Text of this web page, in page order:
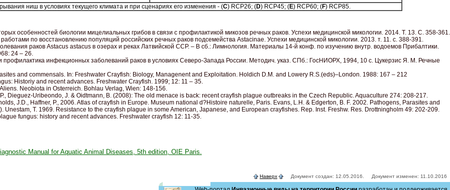
ниш в условиях текущего климата и при сценариях его изменения - (C) RCP26; (D) RCP45; (E) RCP60; (F) RCP85.
особенностей биологии мицелиальных грибов в связи с профилактикой микозов речных раков. Успехи медицинской микологии. 2014. Т. 13. С. 358-361.
по восстановлению популяций российских речных раков подсемейства Astacinae. Успехи медицинской микологии. 2013. т. 11. с. 388-391.
раков Astacus astacus в озерах и реках Латвийской ССР. – В сб.: Лимнология. Материалы 14-й конф. по изучению внутр. водоемов Прибалтики.
24 – 26.
профилактика инфекционных заболеваний раков в условиях Северо-Запада России. Методич. указ. СПб.: ГосНИОРХ, 1994, 10 с. Цукерзис Я. М. Речные
and commensals. In: Freshwater Crayfish: Biology, Managenent and Exploitation. Holdich D.M. and Lowery R.S.(eds)–London. 1988: 167 – 212
Historiy and reсent advances. Freshwater Crayfish. 1999; 12: 11 – 35.
Neobiota in Osterreich. Bohlau Verlag, Wien: 148-156.
Dieguez-Uribeondo, J. & Oidtmann, B. (2008): The old menace is back: recent crayfish plague outbreaks in the Czech Republic. Aquaculture 274: 208-217.
J.D., Haffner, P., 2006. Atlas of crayfish in Europe. Museum national d?Histoire naturelle, Paris. Evans, L.H. & Edgerton, B. F. 2002. Pathogens, Parasites and
Unestam, T. 1969. Resistance to the crayfish plague in some American, Japanese, and European crayfishes. Rep. Inst. Freshw. Res. Drottningholm 49: 202-209.
fungus: history and recent advances. Freshwater crayfish 12: 11-35.
Manual for Aquatic Animal Diseases, 5th edition, OIE Paris.
Наверх Документ создан: 12.05.2016. Документ изменен: 11.10.2016